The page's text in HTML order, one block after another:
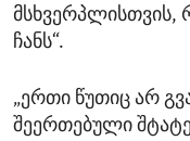
ჩანს“.
„ერთი წუთიც არ
შეერთებული